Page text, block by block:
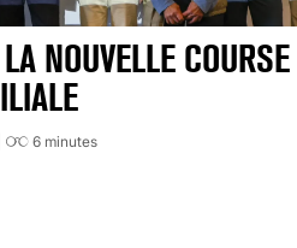
NOUVELLE COURSE
6 minutes